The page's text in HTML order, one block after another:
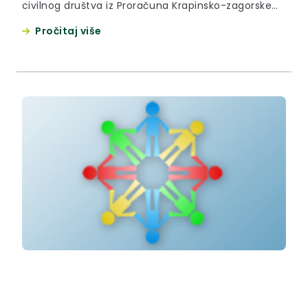
civilnog društva iz Proračuna Krapinsko-zagorske
u prilogu.
Pročitaj više